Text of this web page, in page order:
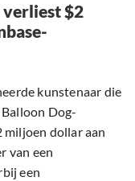
verliest $2
kunstenaar die
Dog-
miljoen dollar aan
van een
een